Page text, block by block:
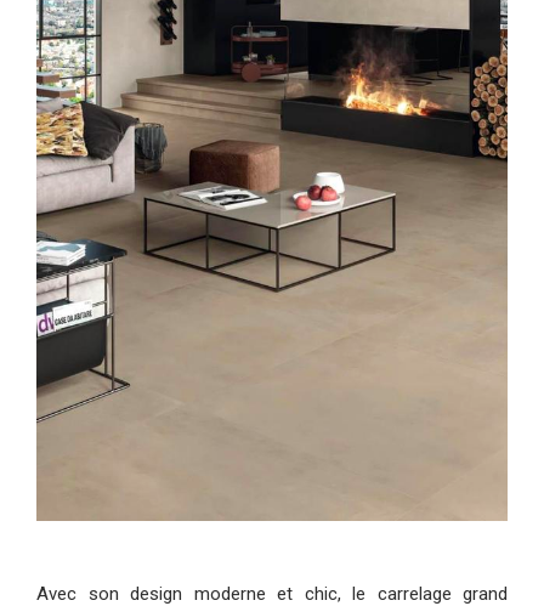
Avec son design moderne et chic, le carrelage grand